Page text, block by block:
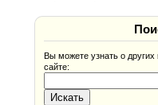
Вы можете узнать о
сайте: